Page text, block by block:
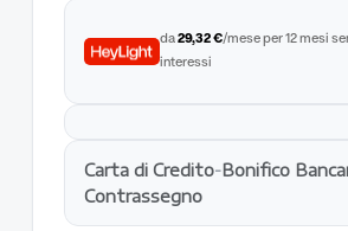
da29,32 €/mese per 12 mesi
interessi
Carta di Credito-Bonifico
Contrassegno